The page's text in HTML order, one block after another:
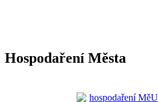
Hospodaření Města